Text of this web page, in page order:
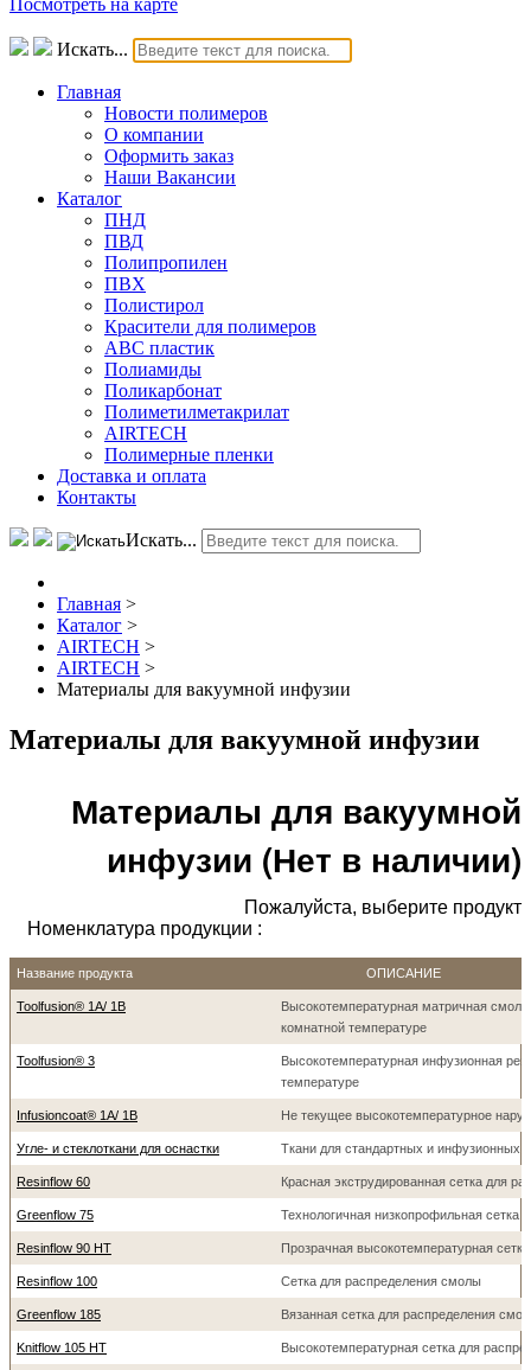
Искать...
Главная
Новости полимеров
О компании
Оформить заказ
Наши Вакансии
Каталог
ПНД
ПВД
Полипропилен
ПВХ
Полистирол
Красители для полимеров
АВС пластик
Полиамиды
Поликарбонат
Полиметилметакрилат
AIRTECH
Полимерные пленки
Доставка и оплата
Контакты
Искать...
Главная >
Каталог >
AIRTECH >
AIRTECH >
Материалы для вакуумной инфузии
Материалы для вакуумной инфузии
Материалы для вакуумной
инфузии (Нет в наличии)
Пожалуйста, выберите продукт
Номенклатура продукции :
Название продукта ОПИСАНИЕ
Toolfusion® 1A/ 1B
Высокотемпературная матричная
комнатной температуре
Toolfusion® 3
Высокотемпературная инфузионная
температуре
Infusioncoat® 1A/ 1B Не текущее высокотемпературнoе
Угле- и стеклоткани для оснастки Ткани для стандартных и инфузионных
Resinflow 60 Красная экструдированная сетка для
Greenflow 75 Технологичная низкопрофильная сетка
Resinflow 90 HT Прозрачная высокотемпературная
Resinflow 100 Сетка для распределения смолы
Greenflow 185 Вязанная сетка для распределения
Knitflow 105 HT Высокотемпературная сетка для